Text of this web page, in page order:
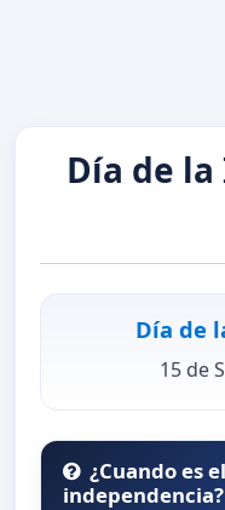
Día de
Día de
15 de
¿Cuando es
independencia?